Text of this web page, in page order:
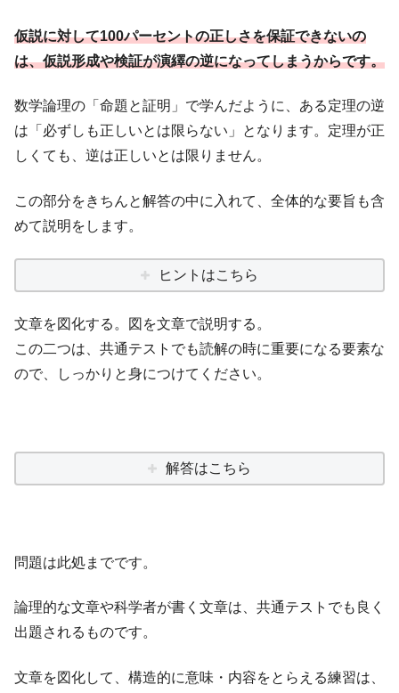
仮説に対して100パーセントの正しさを保証できないの
は、仮説形成や検証が演繹の逆になってしまうからです。
数学論理の「命題と証明」で学んだように、ある定理の逆
は「必ずしも正しいとは限らない」となります。定理が正
しくても、逆は正しいとは限りません。
この部分をきちんと解答の中に入れて、全体的な要旨も含
めて説明をします。
ヒントはこちら
文章を図化する。図を文章で説明する。
この二つは、共通テストでも読解の時に重要になる要素な
ので、しっかりと身につけてください。
解答はこちら
問題は此処までです。
論理的な文章や科学者が書く文章は、共通テストでも良く
出題されるものです。
文章を図化して、構造的に意味・内容をとらえる練習は、